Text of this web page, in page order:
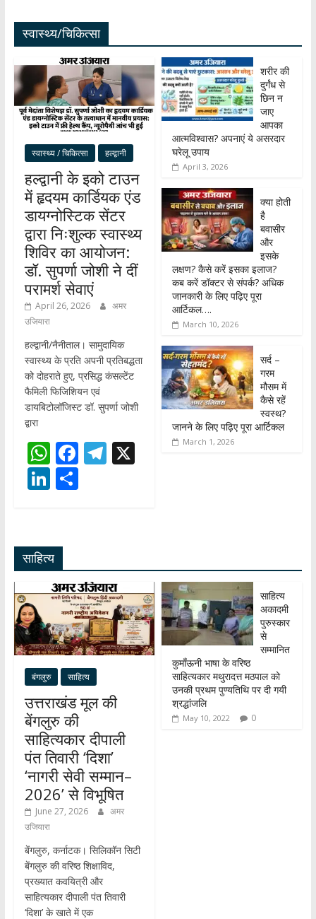
स्वास्थ्य/चिकित्सा
स्वास्थ्य / चिकित्सा हल्द्वानी
हल्द्वानी के इको टाउन
में हृदयम कार्डियक एंड
डायग्नोस्टिक सेंटर
द्वारा निःशुल्क स्वास्थ्य
शिविर का आयोजन:
डॉ. सुपर्णा जोशी ने दीं
परामर्श सेवाएं
April 26, 2026
अमर
उजियारा
हल्द्वानी/नैनीताल। सामुदायिक
स्वास्थ्य के प्रति अपनी प्रतिबद्धता
को दोहराते हुए, प्रसिद्ध कंसल्टेंट
फैमिली फिजिशियन एवं
डायबिटोलॉजिस्ट डॉ. सुपर्णा जोशी
द्वारा
W
h
at
A
p
p
F
ac
e
o
k
T
m
X
Li
e
dI
n
S
शरीर की
दुर्गंध से
छिन न
जाए
आपका
आत्मविश्वास? अपनाएं ये असरदार
घरेलू उपाय
April 3, 2026
क्या होती
है
बवासीर
और
इसके
लक्षण? कैसे करें इसका इलाज?
कब करें डॉक्टर से संपर्क? अधिक
जानकारी के लिए पढ़िए पूरा
आर्टिकल….
March 10, 2026
सर्द –
गरम
मौसम में
कैसे रहें
स्वस्थ?
जानने के लिए पढ़िए पूरा आर्टिकल
March 1, 2026
साहित्य
बंगलुरु साहित्य
उत्तराखंड मूल की
बेंगलुरु की
साहित्यकार दीपाली
पंत तिवारी ‘दिशा’
‘नागरी सेवी सम्मान–
2026’ से विभूषित
June 27, 2026
अमर
उजियारा
बेंगलुरु, कर्नाटक। सिलिकॉन सिटी
बेंगलुरु की वरिष्ठ शिक्षाविद,
प्रख्यात कवयित्री और
साहित्यकार दीपाली पंत तिवारी
‘दिशा’ के खाते में एक
साहित्य
अकादमी
पुरुस्कार
से
सम्मानित
कुमाँऊनी भाषा के वरिष्ठ
साहित्यकार मथुरादत्त मठपाल को
उनकी प्रथम पुण्यतिथि पर दी गयी
श्रद्धांजलि
May 10, 2022 0